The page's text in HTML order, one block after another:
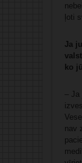
ļoti
Ja
ko
– Ja
nav